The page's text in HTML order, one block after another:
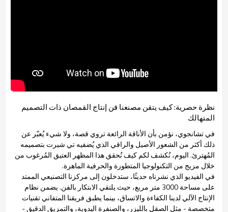
نظرة حصرية: كيف يتقن مصنعنا فن إنتاج القمصان ذات التصميم
المتهالك
في تشانجوي، نؤمن بأن الأناقة الرائعة تروي قصة، ولا شيء يُعبّر عن
ذلك أكثر من الشعور الأصيل والراقي الذي يُضفيه تي شيرت بتصميمه
المُهترئ. اليوم، نُكشف لكم كيف نُحقق هذا المظهر العتيق المُرغوب من
خلال مزيج من التكنولوجيا المتطورة والحرفية الماهرة.
في الفيديو الذي نشرناه حديثًا، ستدخلون إلى مركزنا التصنيعي الممتد
على مساحة 3000 متر مربع، حيث يلتقي الابتكار بالفن. يضمن نظام
الإنتاج الآلي لدينا الكفاءة والاتساق، بينما يطبق فريقنا المتفاني تقنيات
متخصصة - مثل الصقل بالليزر، والصنفرة اليدوية، والتمزيق الدقيق -